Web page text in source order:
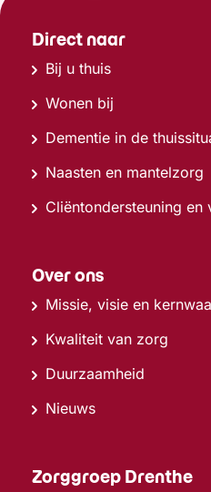
Direct naar
Bij u thuis
Wonen bij
Dementie in de
Naasten en mantelzorg
Cliëntondersteuning en
Over ons
Missie, visie en
Kwaliteit van zorg
Duurzaamheid
Nieuws
Zorggroep Drenthe